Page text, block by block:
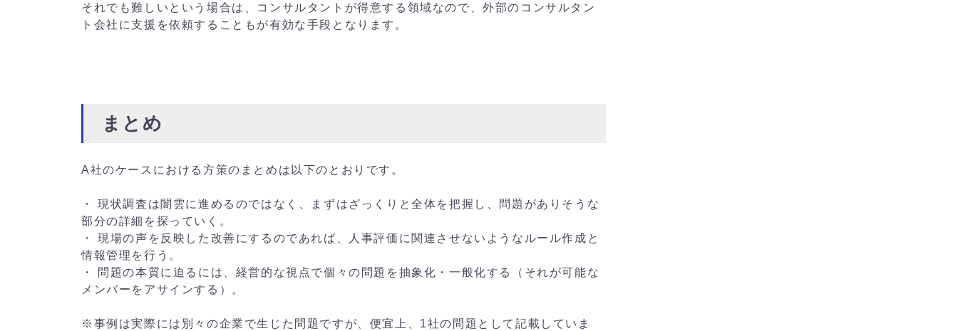
それでも難しいという場合は、コンサルタントが得意する領域なので、外部のコンサルタン
ト会社に支援を依頼することもが有効な手段となります。
まとめ
A社のケースにおける方策のまとめは以下のとおりです。
・ 現状調査は闇雲に進めるのではなく、まずはざっくりと全体を把握し、問題がありそうな
部分の詳細を探っていく。
・ 現場の声を反映した改善にするのであれば、人事評価に関連させないようなルール作成と
情報管理を行う。
・ 問題の本質に迫るには、経営的な視点で個々の問題を抽象化・一般化する（それが可能な
メンバーをアサインする）。
※事例は実際には別々の企業で生じた問題ですが、便宜上、1社の問題として記載していま